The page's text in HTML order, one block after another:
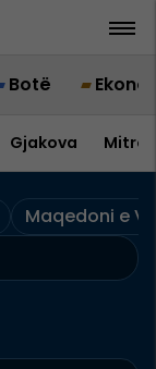
Botë
Gjakova
Maqedoni e